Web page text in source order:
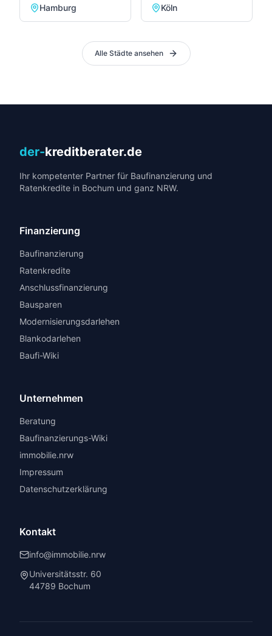
Hamburg Köln
Alle Städte ansehen
der-kreditberater.de
Ihr kompetenter Partner für Baufinanzierung und
Ratenkredite in Bochum und ganz NRW.
Finanzierung
Baufinanzierung
Ratenkredite
Anschlussfinanzierung
Bausparen
Modernisierungsdarlehen
Blankodarlehen
Baufi-Wiki
Unternehmen
Beratung
Baufinanzierungs-Wiki
immobilie.nrw
Impressum
Datenschutzerklärung
Kontakt
info@immobilie.nrw
Universitätsstr. 60
44789 Bochum